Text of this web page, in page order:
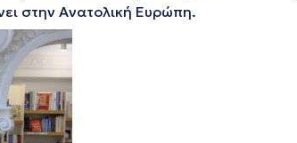
στην Ανατολική Ευρώπη.